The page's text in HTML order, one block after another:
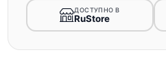
ДОСТУПНО В
RuStore